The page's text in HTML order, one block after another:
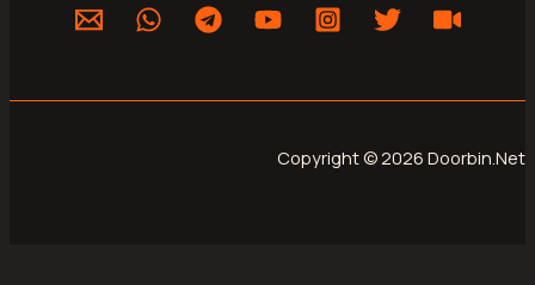
Copyright © 2026